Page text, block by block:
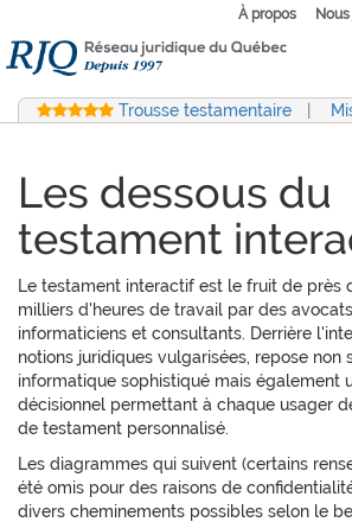
À propos
Trousse testamentaire
Les dessous du
testament
Le testament interactif est le fruit de près
milliers d'heures de travail par des
informaticiens et consultants. Derrière
notions juridiques vulgarisées, repose non
informatique sophistiqué mais également
décisionnel permettant à chaque usager
de testament personnalisé.
Les diagrammes qui suivent (certains
été omis pour des raisons de
divers cheminements possibles selon le